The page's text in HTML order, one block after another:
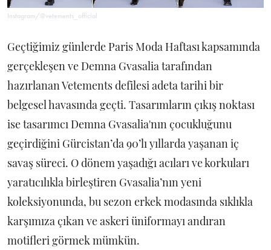
Instagram/@vetements_official
Geçtiğimiz günlerde Paris Moda Haftası kapsamında
gerçekleşen ve Demna Gvasalia tarafından
hazırlanan Vetements defilesi adeta tarihi bir
belgesel havasında geçti. Tasarımların çıkış noktası
ise tasarımcı Demna Gvasalia'nın çocukluğunu
geçirdiğini Gürcistan’da 90’lı yıllarda yaşanan iç
savaş süreci. O dönem yaşadığı acıları ve korkuları
yaratıcılıkla birleştiren Gvasalia’nın yeni
koleksiyonunda, bu sezon erkek modasında sıklıkla
karşımıza çıkan ve askeri üniformayı andıran
motifleri görmek mümkün.